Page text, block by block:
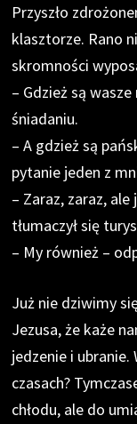
Przyszło
klasztorze. Rano
skromności
– Gdzież są
śniadaniu.
– A gdzież są
pytanie jeden z
– Zaraz, zaraz,
tłumaczył się
– My również –
Już nie dziwimy
Jezusa, że każe
jedzenie i ubranie.
czasach?
chłodu, ale do